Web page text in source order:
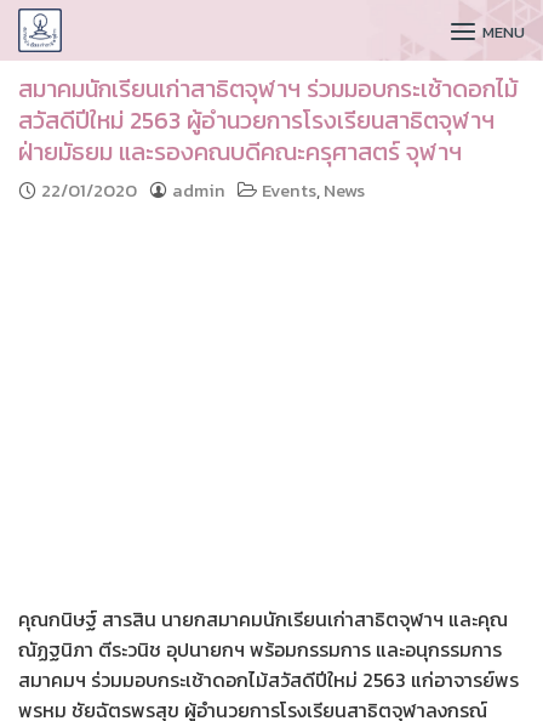
CUDAA MENU
สมาคมนักเรียนเก่าสาธิตจุฬาฯ ร่วมมอบกระเช้าดอกไม้
สวัสดีปีใหม่ 2563 ผู้อำนวยการโรงเรียนสาธิตจุฬาฯ
ฝ่ายมัธยม และรองคณบดีคณะครุศาสตร์ จุฬาฯ
22/01/2020 admin Events,News
คุณกนิษฐ์ สารสิน นายกสมาคมนักเรียนเก่าสาธิตจุฬาฯ และคุณ
ณัฏฐนิภา ตีระวนิช อุปนายกฯ พร้อมกรรมการ และอนุกรรมการ
สมาคมฯ ร่วมมอบกระเช้าดอกไม้สวัสดีปีใหม่ 2563 แก่อาจารย์พร
พรหม ชัยฉัตรพรสุข ผู้อำนวยการโรงเรียนสาธิตจุฬาลงกรณ์